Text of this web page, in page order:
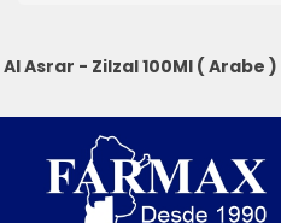
Al Asrar - Zilzal 100Ml ( Arabe )